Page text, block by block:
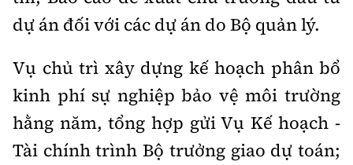
dự án đối với các dự án do Bộ quản lý.
Vụ chủ trì xây dựng kế hoạch phân bổ
kinh phí sự nghiệp bảo vệ môi trường
hằng năm, tổng hợp gửi Vụ Kế hoạch -
Tài chính trình Bộ trưởng giao dự toán;